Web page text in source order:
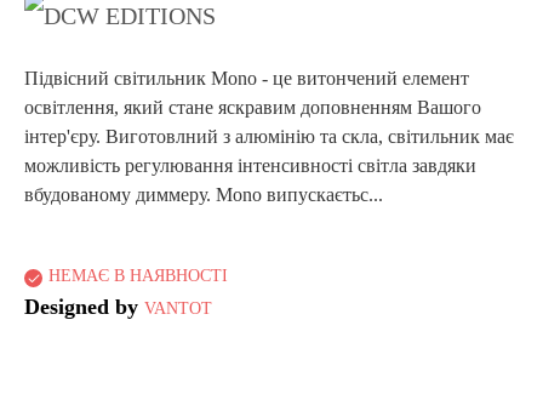
Підвісний світильник Mono - це витончений елемент
освітлення, який стане яскравим доповненням Вашого
інтер'єру. Виготовлний з алюмінію та скла, світильник має
можливість регулювання інтенсивності світла завдяки
вбудованому диммеру. Mono випускаєтьс...
НЕМАЄ В НАЯВНОСТІ
Designed by VANTOT